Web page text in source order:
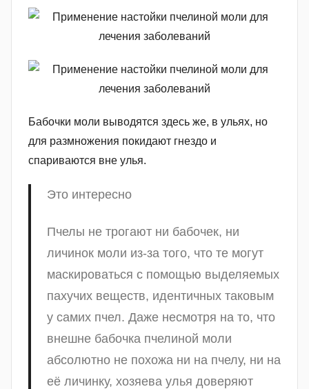
Бабочки моли выводятся здесь же, в ульях, но
для размножения покидают гнездо и
спариваются вне улья.
Это интересно
Пчелы не трогают ни бабочек, ни
личинок моли из-за того, что те могут
маскироваться с помощью выделяемых
пахучих веществ, идентичных таковым
у самих пчел. Даже несмотря на то, что
внешне бабочка пчелиной моли
абсолютно не похожа ни на пчелу, ни на
её личинку, хозяева улья доверяют